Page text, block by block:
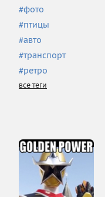
#фото
#птицы
#авто
#транспорт
#ретро
все теги